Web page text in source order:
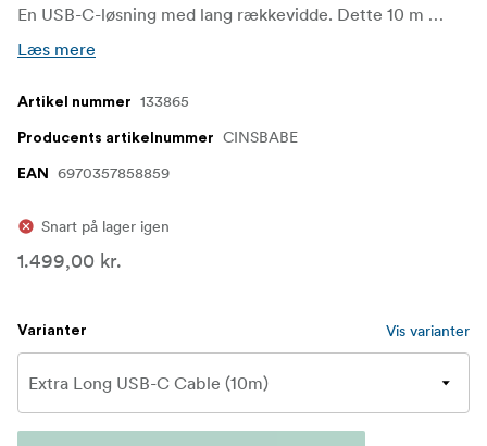
En USB-C-løsning med lang rækkevidde. Dette 10 m kabel leverer strøm og højhastighedsdata over afstand med en integreret repeater og en holdbar konstruktion.
Læs mere
Artikel nummer 133865
Producents artikelnummer CINSBABE
EAN 6970357858859
Snart på lager igen
1.499,00 kr.
Varianter Vis varianter